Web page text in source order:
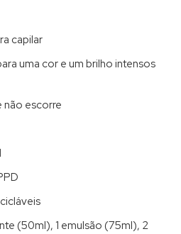
capilar
uma cor e um brilho intensos
não escorre
(50ml), 1 emulsão (75ml), 2